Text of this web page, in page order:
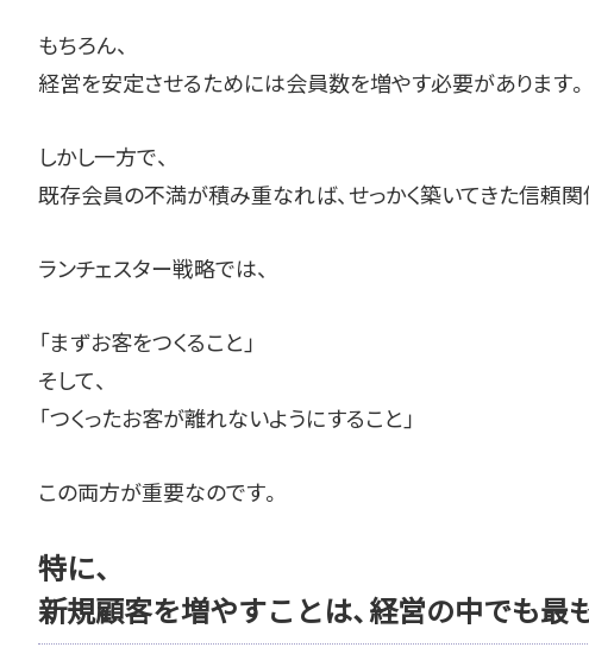
もちろん、
経営を安定させるためには会員数を増やす必要があります。
しかし一方で、
既存会員の不満が積み重なれば、せっかく築いてきた信頼関
ランチェスター戦略では、
「まずお客をつくること」
そして、
「つくったお客が離れないようにすること」
この両方が重要なのです。
特に、
新規顧客を増やすことは、経営の中でも最